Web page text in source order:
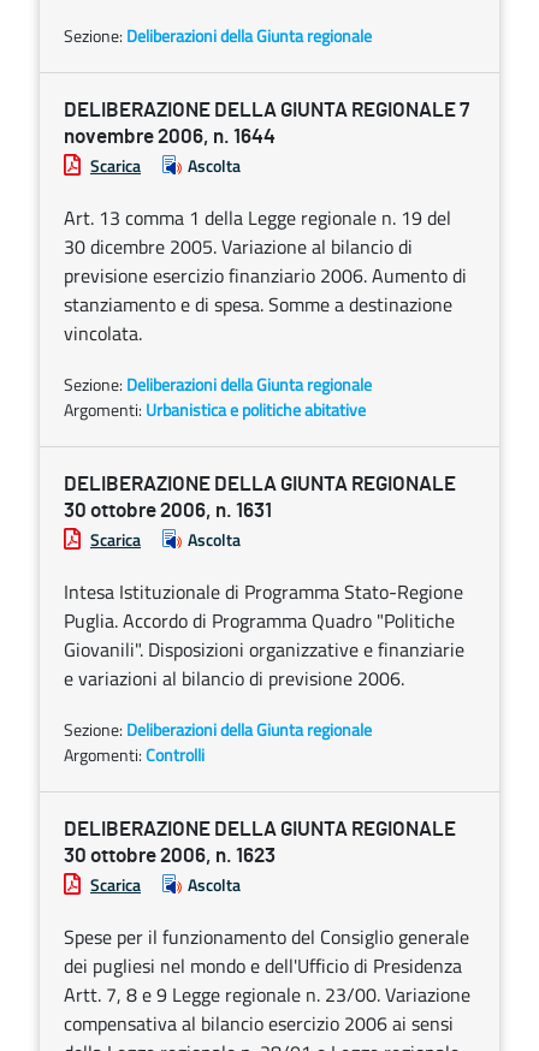
Sezione: Deliberazioni della Giunta regionale
DELIBERAZIONE DELLA GIUNTA REGIONALE 7
novembre 2006, n. 1644
Scarica Ascolta
Art. 13 comma 1 della Legge regionale n. 19 del
30 dicembre 2005. Variazione al bilancio di
previsione esercizio finanziario 2006. Aumento di
stanziamento e di spesa. Somme a destinazione
vincolata.
Sezione: Deliberazioni della Giunta regionale
Argomenti: Urbanistica e politiche abitative
DELIBERAZIONE DELLA GIUNTA REGIONALE
30 ottobre 2006, n. 1631
Scarica Ascolta
Intesa Istituzionale di Programma Stato-Regione
Puglia. Accordo di Programma Quadro "Politiche
Giovanili". Disposizioni organizzative e finanziarie
e variazioni al bilancio di previsione 2006.
Sezione: Deliberazioni della Giunta regionale
Argomenti:Controlli
DELIBERAZIONE DELLA GIUNTA REGIONALE
30 ottobre 2006, n. 1623
Scarica Ascolta
Spese per il funzionamento del Consiglio generale
dei pugliesi nel mondo e dell'Ufficio di Presidenza
Artt. 7, 8 e 9 Legge regionale n. 23/00. Variazione
compensativa al bilancio esercizio 2006 ai sensi